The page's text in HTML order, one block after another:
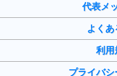
代表メ
よくあ
利用
プライバ